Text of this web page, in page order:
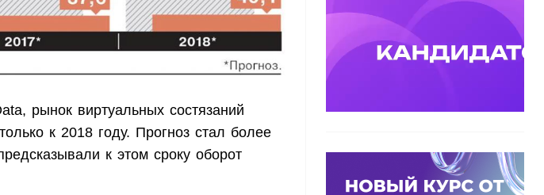
рынок виртуальных состязаний
к 2018 году. Прогноз стал более
к этом сроку оборот